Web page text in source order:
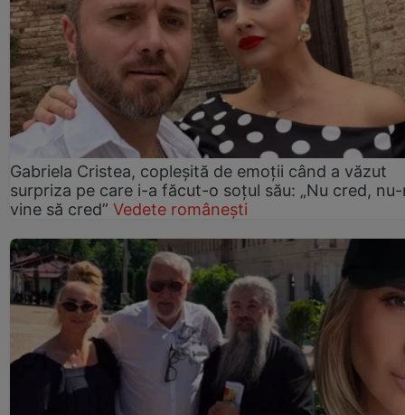
Gabriela Cristea, copleșită de emoții când a văzut
surpriza pe care i-a făcut-o soțul său: „Nu cred,
vine să cred” Vedete românești